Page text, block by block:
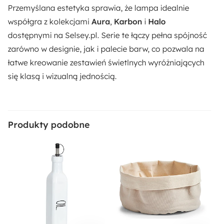
Przemyślana estetyka sprawia, że lampa idealnie
współgra z kolekcjami Aura, Karbon i Halo
dostępnymi na Selsey.pl. Serie te łączy pełna spójność
zarówno w designie, jak i palecie barw, co pozwala na
łatwe kreowanie zestawień świetlnych wyróżniających
się klasą i wizualną jednością.
Produkty podobne